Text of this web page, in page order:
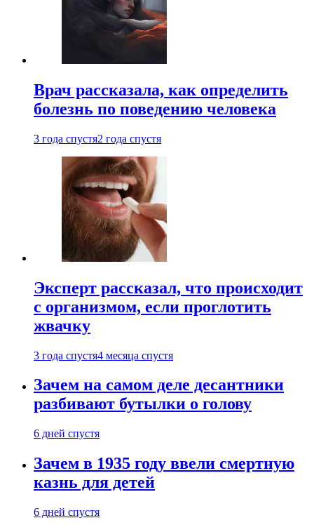
Врач рассказала, как определить
болезнь по поведению человека
3 года спустя2 года спустя
Эксперт рассказал, что происходит
с организмом, если проглотить
жвачку
3 года спустя4 месяца спустя
Зачем на самом деле десантники
разбивают бутылки о голову
6 дней спустя
Зачем в 1935 году ввели смертную
казнь для детей
6 дней спустя